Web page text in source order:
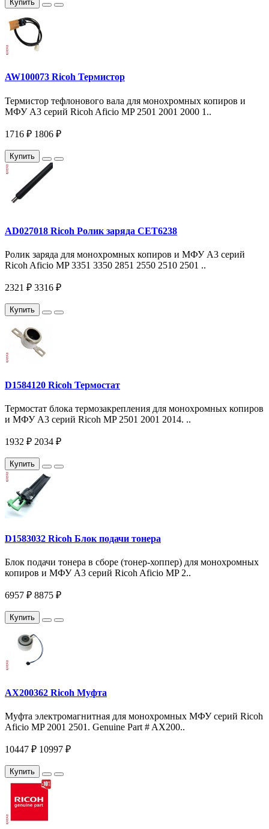
Купить
AW100073 Ricoh Термистор
Термистор тефлонового вала для монохромных копиров и
МФУ A3 серий Ricoh Aficio MP 2501 2001 2000 1..
1716 ₽ 1806 ₽
Купить
AD027018 Ricoh Ролик заряда CET6238
Ролик заряда для монохромных копиров и МФУ A3 серий
Ricoh Aficio MP 3351 3350 2851 2550 2510 2501 ..
2321 ₽ 3316 ₽
Купить
D1584120 Ricoh Термостат
Термостат блока термозакрепления для монохромных копиров
и МФУ A3 серий Ricoh MP 2501 2001 2014. ..
1932 ₽ 2034 ₽
Купить
D1583032 Ricoh Блок подачи тонера
Блок подачи тонера в сборе (тонер-хоппер) для монохромных
копиров и МФУ A3 серий Ricoh Aficio MP 2..
6957 ₽ 8875 ₽
Купить
AX200362 Ricoh Муфта
Муфта электромагнитная для монохромных МФУ серий Ricoh
Aficio MP 2001 2501. Genuine Part # AX200..
10447 ₽ 10997 ₽
Купить